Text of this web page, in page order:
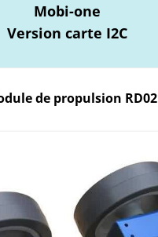
Mobi-one
Version carte I2C
de propulsion RD02